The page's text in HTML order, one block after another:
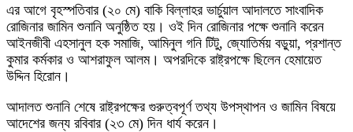
এর আগে বৃহস্পতিবার (২০ মে) বাকি বিল্লাহর ভার্চুয়াল আদালতে সাংবাদিক
রোজিনার জামিন শুনানি অনুষ্ঠিত হয়। ওই দিন রোজিনার পক্ষে শুনানি করেন
আইনজীবী এহসানুল হক সমাজি, আমিনুল গনি টিটু, জ্যোতির্ময় বড়ুয়া, প্রশান্ত
কুমার কর্মকার ও আশরাফুল আলম। অপরদিকে রাষ্ট্রপক্ষে ছিলেন হেমায়েত
উদ্দিন হিরোন।
আদালত শুনানি শেষে রাষ্ট্রপক্ষের গুরুত্বপূর্ণ তথ্য উপস্থাপন ও জামিন বিষয়ে
আদেশের জন্য রবিবার (২৩ মে) দিন ধার্য করেন।